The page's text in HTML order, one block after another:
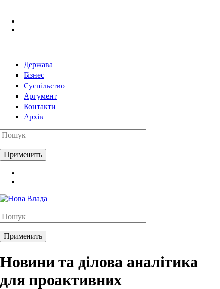
Держава
Бізнес
Суспільство
Аргумент
Контакти
Архів
Новини та ділова аналітика
для проактивних